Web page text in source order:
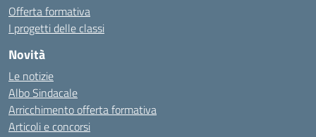
Offerta formativa
I progetti delle classi
Novità
Le notizie
Albo Sindacale
Arricchimento offerta formativa
Articoli e concorsi